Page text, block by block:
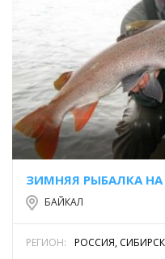
БАЙКАЛ
РЕГИОН: РОССИЯ,